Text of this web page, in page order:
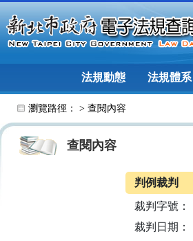
法規動態 法規體系
瀏覽路徑： > 查閱內容
查閱內容
判例裁判
裁判字號：
裁判日期：